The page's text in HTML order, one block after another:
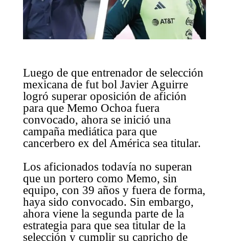
Luego de que entrenador de selección
mexicana de fut bol Javier Aguirre
logró superar oposición de afición
para que Memo Ochoa fuera
convocado, ahora se inició una
campaña mediática para que
cancerbero ex del América sea titular.
Los aficionados todavía no superan
que un portero como Memo, sin
equipo, con 39 años y fuera de forma,
haya sido convocado. Sin embargo,
ahora viene la segunda parte de la
estrategia para que sea titular de la
selección y cumplir su capricho de